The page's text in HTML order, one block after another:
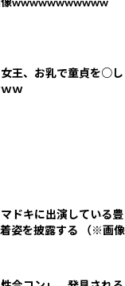
女王、お乳で童貞を○し
ｗ
ドキに出演している豊
姿を披露する （※画像